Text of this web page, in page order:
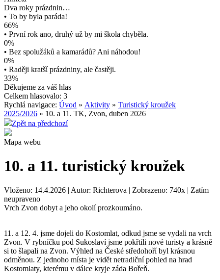
Dva roky prázdnin…
• To by byla paráda!
66%
• První rok ano, druhý už by mi škola chyběla.
0%
• Bez spolužáků a kamarádů? Ani náhodou!
0%
• Raději kratší prázdniny, ale častěji.
33%
Děkujeme za váš hlas
Celkem hlasovalo: 3
Rychlá navigace: Úvod » Aktivity » Turistický kroužek
2025/2026 » 10. a 11. TK, Zvon, duben 2026
Zpět na předchozí
Mapa webu
10. a 11. turistický kroužek
Vloženo: 14.4.2026 | Autor: Richterova | Zobrazeno: 740x | Zatím
neupraveno
Vrch Zvon dobyt a jeho okolí prozkoumáno.
11. a 12. 4. jsme dojeli do Kostomlat, odkud jsme se vydali na vrch
Zvon. V rybníčku pod Sukoslaví jsme pokřtili nové turisty a krásně
si to šlapali na Zvon. Výhled na České středohoří byl krásnou
odměnou. Z jednoho místa je vidět netradiční pohled na hrad
Kostomlaty, kterému v dálce kryje záda Bořeň.